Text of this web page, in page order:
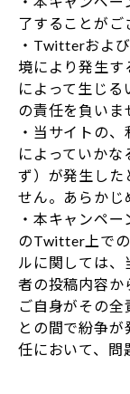
了することがご
・Twitterおよ
境により発生す
によって生じる
の責任を負いま
・当サイトの
によっていかな
ず）が発生した
せん。あらかじ
・本キャンペ
のTwitter上で
ルに関しては、
者の投稿内容か
ご自身がその
との間で紛争
任において、問